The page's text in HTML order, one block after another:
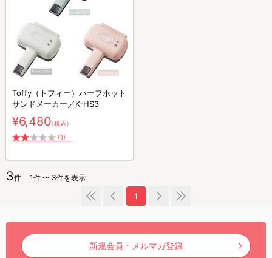
Toffy（トフィー）ハーフホット
サンドメーカー／K-HS3
¥6,480（税込）
(1)
3件 1件 〜 3件を表示
1
新規会員・メルマガ登録